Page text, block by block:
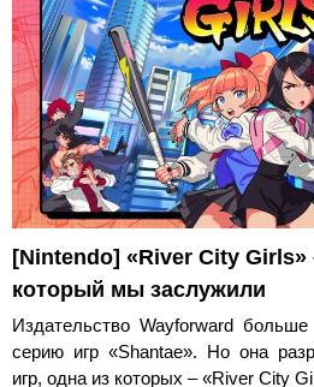
[Nintendo] «River City Girls»
который мы заслужили
Издательство Wayforward
серию игр «Shantae». Но она
игр, одна из которых – «River City